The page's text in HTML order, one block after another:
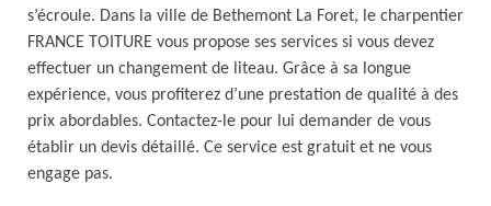
s’écroule. Dans la ville de Bethemont La Foret, le charpentier
FRANCE TOITURE vous propose ses services si vous devez
effectuer un changement de liteau. Grâce à sa longue
expérience, vous profiterez d’une prestation de qualité à des
prix abordables. Contactez-le pour lui demander de vous
établir un devis détaillé. Ce service est gratuit et ne vous
engage pas.